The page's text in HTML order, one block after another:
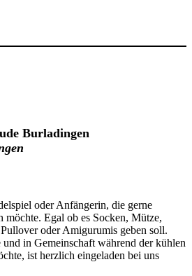
Burladingen
oder Anfängerin, die gerne
möchte. Egal ob es Socken, Mütze,
oder Amigurumis geben soll.
in Gemeinschaft während der kühlen
ist herzlich eingeladen bei uns